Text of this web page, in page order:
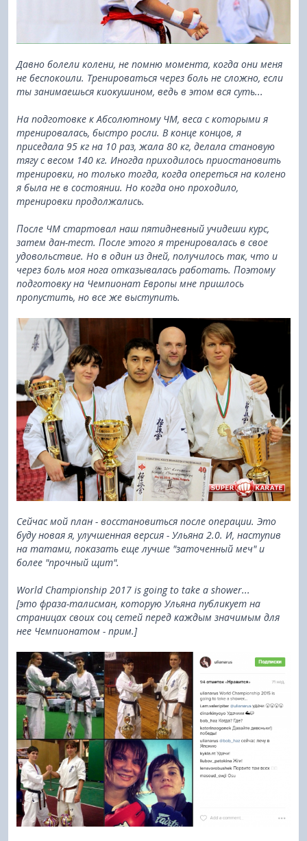
Давно болели колени, не помню момента, когда они меня
не беспокоили. Тренироваться через боль не сложно, если
ты занимаешься киокушином, ведь в этом вся суть...
На подготовке к Абсолютному ЧМ, веса с которыми я
тренировалась, быстро росли. В конце концов, я
приседала 95 кг на 10 раз, жала 80 кг, делала становую
тягу с весом 140 кг. Иногда приходилось приостановить
тренировки, но только тогда, когда опереться на колено
я была не в состоянии. Но когда оно проходило,
тренировки продолжались.
После ЧМ стартовал наш пятидневный учидеши курс,
затем дан-тест. После этого я тренировалась в свое
удовольствие. Но в один из дней, получилось так, что и
через боль моя нога отказывалась работать. Поэтому
подготовку на Чемпионат Европы мне пришлось
пропустить, но все же выступить.
Сейчас мой план - восстановиться после операции. Это
буду новая я, улучшенная версия - Ульяна 2.0. И, наступив
на татами, показать еще лучше "заточенный меч" и
более "прочный щит".
World Championship 2017 is going to take a shower...
[это фраза-талисман, которую Ульяна публикует на
страницах своих соц сетей перед каждым значимым для
нее Чемпионатом - прим.]